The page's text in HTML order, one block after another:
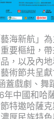
海新航」
要樞紐，
，以及內
術節共呈
蓋戲劇、舞
中國和哈
特邀哈薩